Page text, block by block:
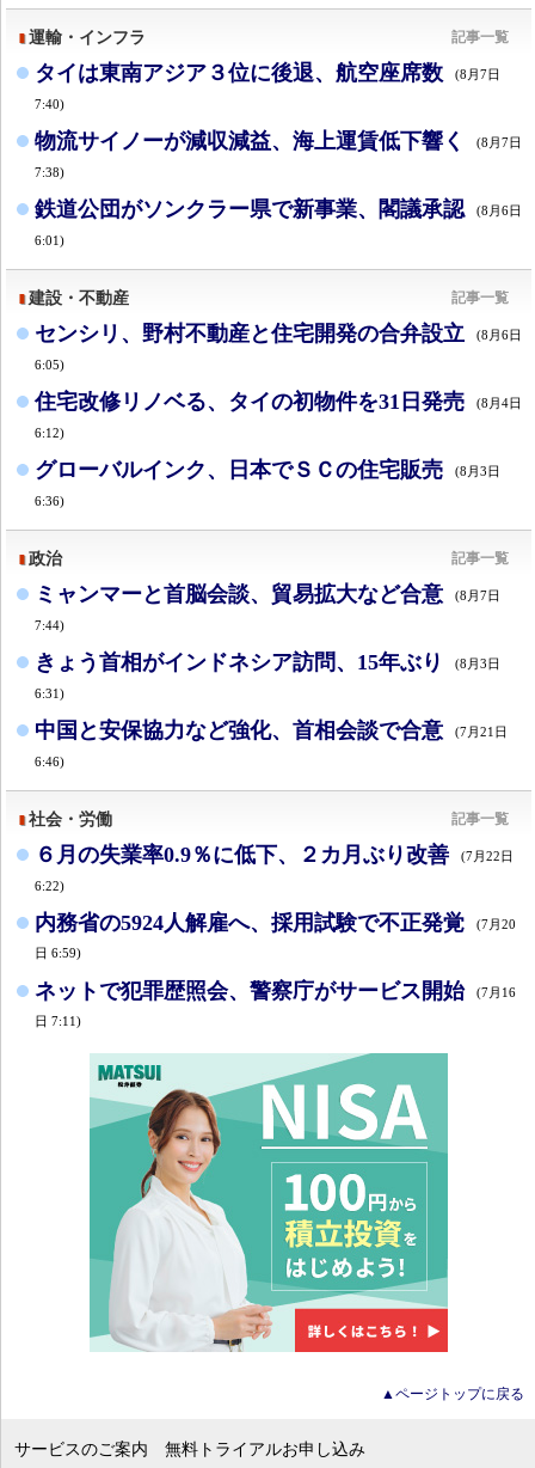
運輸・インフラ 記事一覧
タイは東南アジア３位に後退、航空座席数 (8月7日
7:40)
物流サイノーが減収減益、海上運賃低下響く (8月7日
7:38)
鉄道公団がソンクラー県で新事業、閣議承認 (8月6日
6:01)
建設・不動産 記事一覧
センシリ、野村不動産と住宅開発の合弁設立 (8月6日
6:05)
住宅改修リノベる、タイの初物件を31日発売 (8月4日
6:12)
グローバルインク、日本でＳＣの住宅販売 (8月3日
6:36)
政治 記事一覧
ミャンマーと首脳会談、貿易拡大など合意 (8月7日
7:44)
きょう首相がインドネシア訪問、15年ぶり (8月3日
6:31)
中国と安保協力など強化、首相会談で合意 (7月21日
6:46)
社会・労働 記事一覧
６月の失業率0.9％に低下、２カ月ぶり改善 (7月22日
6:22)
内務省の5924人解雇へ、採用試験で不正発覚
(7月20
日 6:59)
ネットで犯罪歴照会、警察庁がサービス開始
(7月16
日 7:11)
▲ページトップに戻る
サービスのご案内 無料トライアルお申し込み